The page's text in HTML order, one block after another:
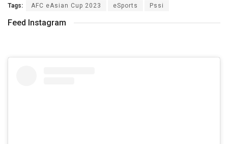
Tags: AFC eAsian Cup 2023 eSports Pssi
Feed Instagram